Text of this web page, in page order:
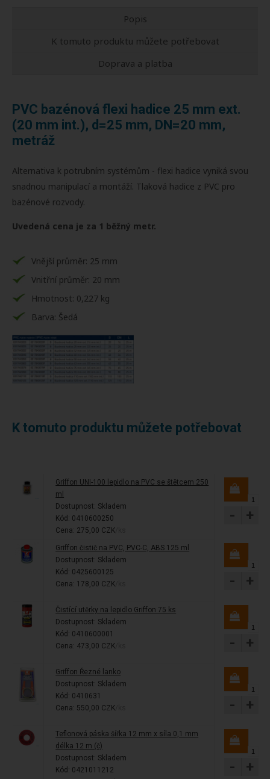
Popis
K tomuto produktu můžete potřebovat
Doprava a platba
PVC bazénová flexi hadice 25 mm ext.
(20 mm int.), d=25 mm, DN=20 mm,
metráž
Alternativa k potrubním systémům - flexi hadice vyniká svou
snadnou manipulací a montáží. Tlaková hadice z PVC pro
bazénové rozvody.
Uvedená cena je za 1 běžný metr.
Vnější průměr: 25 mm
Vnitřní průměr: 20 mm
Hmotnost: 0,227 kg
Barva: Šedá
K tomuto produktu můžete potřebovat
Griffon UNI-100 lepidlo na PVC se štětcem 250
ml
Dostupnost: Skladem
Kód: 0410600250
Cena: 275,00 CZK
- +
Griffon čistič na PVC, PVC-C, ABS 125 ml
Dostupnost: Skladem
Kód: 0425600125
Cena: 178,00 CZK
- +
Čistící utěrky na lepidlo Griffon 75 ks
Dostupnost: Skladem
Kód: 0410600001
Cena: 473,00 CZK
- +
Griffon Řezné lanko
Dostupnost: Skladem
Kód: 0410631
Cena: 550,00 CZK
- +
Teflonová páska šířka 12 mm x síla 0,1 mm
délka 12 m (č)
Dostupnost: Skladem
Kód: 0421011212
- +